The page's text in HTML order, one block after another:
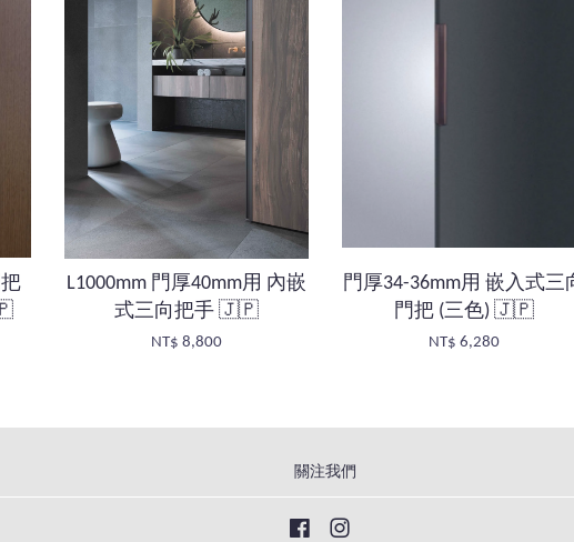
L1000mm 門厚40mm用 內嵌
式三向把手 🇯🇵
NT$ 8,800
門厚34-36mm用 嵌入式三
門把 (三色) 🇯🇵
NT$ 6,280
關注我們
Facebook